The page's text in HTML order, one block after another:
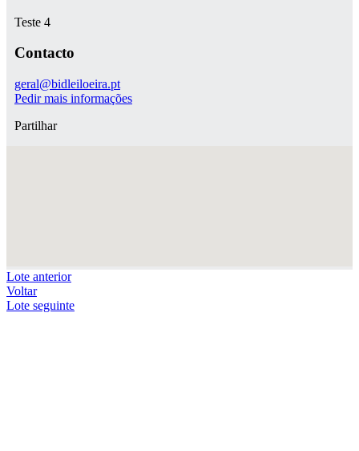
Teste 4
Contacto
geral@bidleiloeira.pt
Pedir mais informações
Partilhar
Lote anterior
Voltar
Lote seguinte